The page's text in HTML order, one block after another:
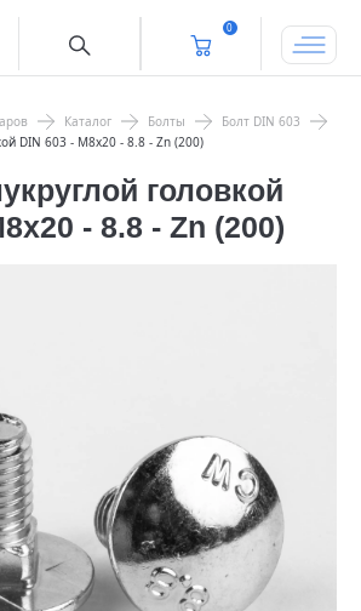
0
Каталог Болты
Болт DIN 603
DIN 603 - М8х20 - 8.8 - Zn (200)
головкой
- 8.8 - Zn (200)